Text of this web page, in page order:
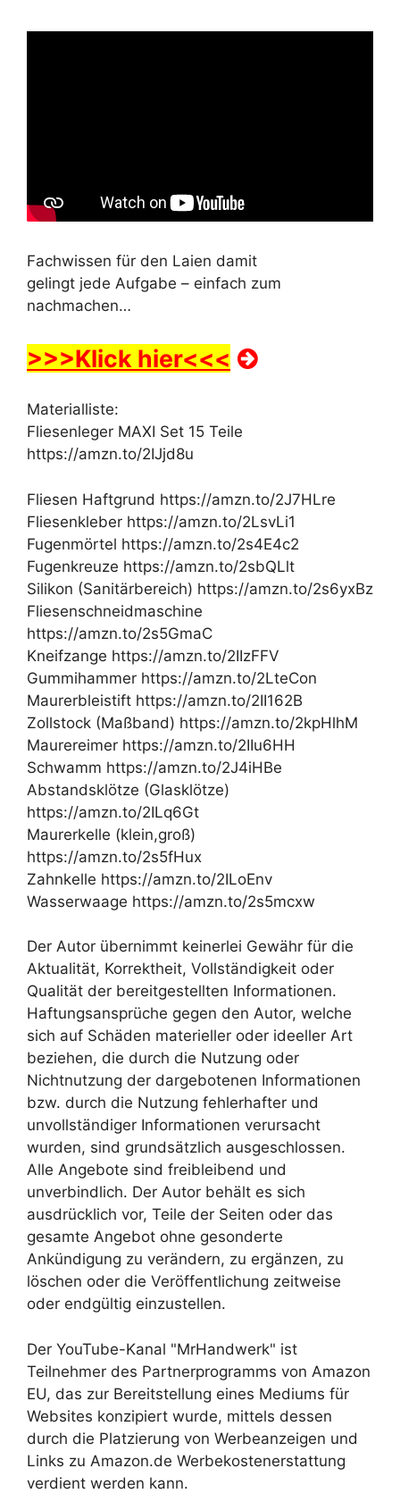
Fachwissen für den Laien damit
gelingt jede Aufgabe – einfach zum
nachmachen…
>>>Klick hier<<<
Materialliste:
Fliesenleger MAXI Set 15 Teile
https://amzn.to/2IJjd8u
Fliesen Haftgrund https://amzn.to/2J7HLre
Fliesenkleber https://amzn.to/2LsvLi1
Fugenmörtel https://amzn.to/2s4E4c2
Fugenkreuze https://amzn.to/2sbQLlt
Silikon (Sanitärbereich) https://amzn.to/2s6yxBz
Fliesenschneidmaschine
https://amzn.to/2s5GmaC
Kneifzange https://amzn.to/2IIzFFV
Gummihammer https://amzn.to/2LteCon
Maurerbleistift https://amzn.to/2II162B
Zollstock (Maßband) https://amzn.to/2kpHlhM
Maurereimer https://amzn.to/2IIu6HH
Schwamm https://amzn.to/2J4iHBe
Abstandsklötze (Glasklötze)
https://amzn.to/2ILq6Gt
Maurerkelle (klein,groß)
https://amzn.to/2s5fHux
Zahnkelle https://amzn.to/2ILoEnv
Wasserwaage https://amzn.to/2s5mcxw
Der Autor übernimmt keinerlei Gewähr für die
Aktualität, Korrektheit, Vollständigkeit oder
Qualität der bereitgestellten Informationen.
Haftungsansprüche gegen den Autor, welche
sich auf Schäden materieller oder ideeller Art
beziehen, die durch die Nutzung oder
Nichtnutzung der dargebotenen Informationen
bzw. durch die Nutzung fehlerhafter und
unvollständiger Informationen verursacht
wurden, sind grundsätzlich ausgeschlossen.
Alle Angebote sind freibleibend und
unverbindlich. Der Autor behält es sich
ausdrücklich vor, Teile der Seiten oder das
gesamte Angebot ohne gesonderte
Ankündigung zu verändern, zu ergänzen, zu
löschen oder die Veröffentlichung zeitweise
oder endgültig einzustellen.
Der YouTube-Kanal "MrHandwerk" ist
Teilnehmer des Partnerprogramms von Amazon
EU, das zur Bereitstellung eines Mediums für
Websites konzipiert wurde, mittels dessen
durch die Platzierung von Werbeanzeigen und
Links zu Amazon.de Werbekostenerstattung
verdient werden kann.